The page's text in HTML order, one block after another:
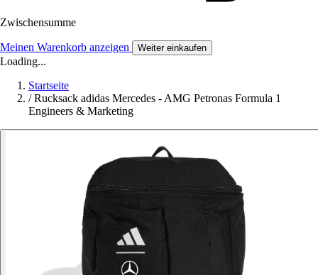
Zwischensumme
Meinen Warenkorb anzeigen Weiter einkaufen
Loading...
Startseite
/ Rucksack adidas Mercedes - AMG Petronas Formula 1
Engineers & Marketing